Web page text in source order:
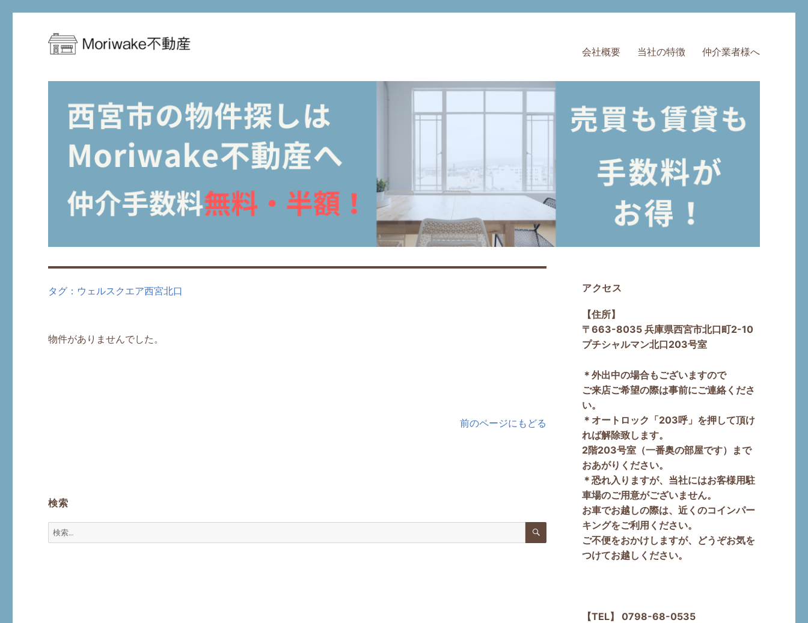
会社概要 当社の特徴 仲介業者様へ
タグ：ウェルスクエア西宮北口
物件がありませんでした。
前のページにもどる
検索
検
索:
検
アクセス
【住所】
〒663-8035 兵庫県西宮市北口町2-10
プチシャルマン北口203号室
＊外出中の場合もございますので
ご来店ご希望の際は事前にご連絡くださ
い。
＊オートロック「203呼」を押して頂け
れば解除致します。
2階203号室（一番奥の部屋です）まで
おあがりください。
＊恐れ入りますが、当社にはお客様用駐
車場のご用意がございません。
お車でお越しの際は、近くのコインパー
キングをご利用ください。
ご不便をおかけしますが、どうぞお気を
つけてお越しください。
【TEL】 0798-68-0535